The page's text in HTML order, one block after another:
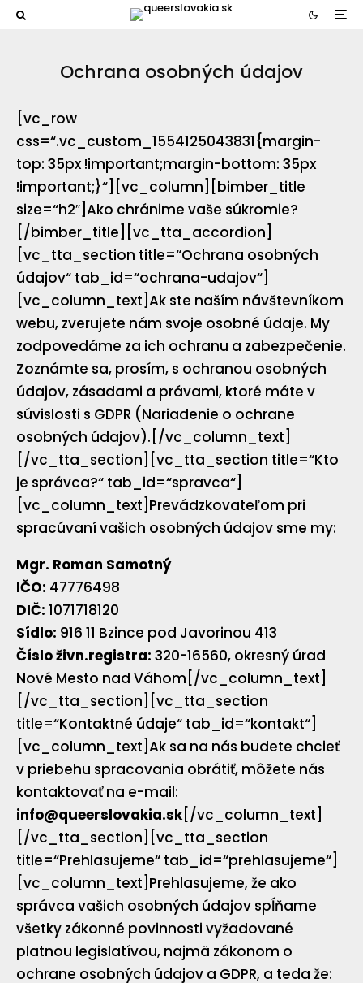
Ochrana osobných údajov
[vc_row
css=“.vc_custom_1554125043831{margin-
top: 35px !important;margin-bottom: 35px
!important;}“][vc_column][bimber_title
size=“h2″]Ako chránime vaše súkromie?
[/bimber_title][vc_tta_accordion]
[vc_tta_section title=“Ochrana osobných
údajov“ tab_id=“ochrana-udajov“]
[vc_column_text]Ak ste naším návštevníkom
webu, zverujete nám svoje osobné údaje. My
zodpovedáme za ich ochranu a zabezpečenie.
Zoznámte sa, prosím, s ochranou osobných
údajov, zásadami a právami, ktoré máte v
súvislosti s GDPR (Nariadenie o ochrane
osobných údajov).[/vc_column_text]
[/vc_tta_section][vc_tta_section title=“Kto
je správca?“ tab_id=“spravca“]
[vc_column_text]Prevádzkovateľom pri
spracúvaní vašich osobných údajov sme my:
Mgr. Roman Samotný
IČO: 47776498
DIČ: 1071718120
Sídlo: 916 11 Bzince pod Javorinou 413
Číslo živn.registra: 320-16560, okresný úrad
Nové Mesto nad Váhom[/vc_column_text]
[/vc_tta_section][vc_tta_section
title=“Kontaktné údaje“ tab_id=“kontakt“]
[vc_column_text]Ak sa na nás budete chcieť
v priebehu spracovania obrátiť, môžete nás
kontaktovať na e-mail:
info@queerslovakia.sk[/vc_column_text]
[/vc_tta_section][vc_tta_section
title=“Prehlasujeme“ tab_id=“prehlasujeme“]
[vc_column_text]Prehlasujeme, že ako
správca vašich osobných údajov spĺňame
všetky zákonné povinnosti vyžadované
platnou legislatívou, najmä zákonom o
ochrane osobných údajov a GDPR, a teda že: